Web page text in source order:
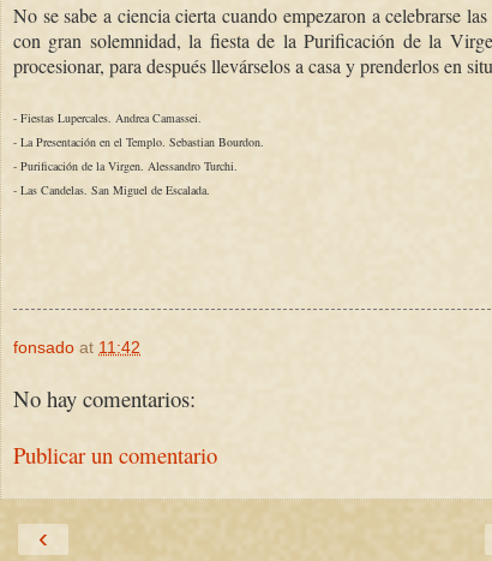
No se sabe a ciencia cierta cuando empezaron a celebrarse
con gran solemnidad, la fiesta de la Purificación de la
procesionar, para después llevárselos a casa y prenderlos en
- Fiestas Lupercales. Andrea Camassei.
- La Presentación en el Templo. Sebastian Bourdon.
- Purificación de la Virgen. Alessandro Turchi.
- Las Candelas. San Miguel de Escalada.
fonsado at 11:42
No hay comentarios:
Publicar un comentario
‹